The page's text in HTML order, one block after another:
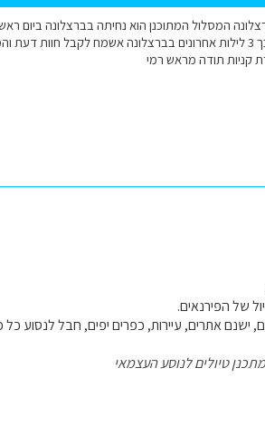
אחד, משם 2 לילות בקוסטה ברווה ואחר כך 3 לילות אחרונים
קניות תודה מראש רמי
של הפירנאים.
עיירות, כפרים יפים, חבל לנסוע כל כך רחוק(4-5 שעות) כדי
טיולים לנוסע העצמאי